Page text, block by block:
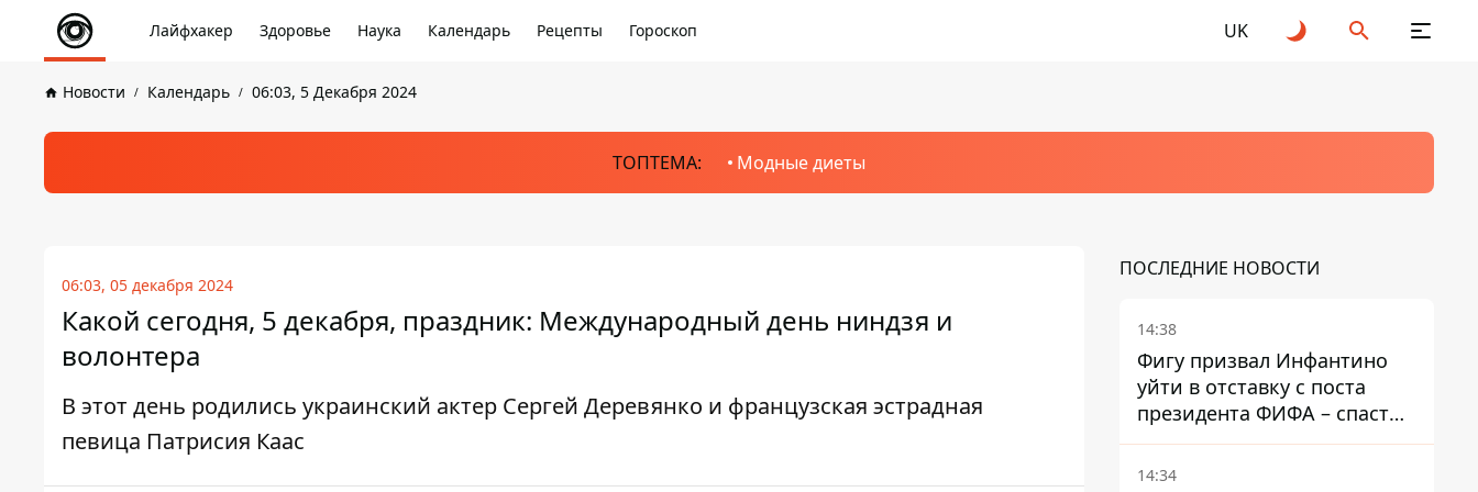
Лайфхакер Здоровье Наука Календарь Рецепты Гороскоп UK
Новости Календарь 06:03, 5 Декабря 2024
ТОПТЕМА: Модные диеты
06:03, 05 декабря 2024
Какой сегодня, 5 декабря, праздник: Международный день ниндзя и
волонтера
В этот день родились украинский актер Сергей Деревянко и французская эстрадная
певица Патрисия Каас
ПОСЛЕДНИЕ НОВОСТИ
14:38
Фигу призвал Инфантино
уйти в отставку с поста
президента ФИФА – спасти
футбол еще не поздно
14:34